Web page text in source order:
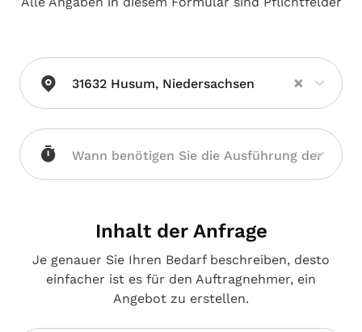
31632 Husum, Niedersachsen ×
Inhalt der Anfrage
Je genauer Sie Ihren Bedarf beschreiben, desto
einfacher ist es für den Auftragnehmer, ein
Angebot zu erstellen.